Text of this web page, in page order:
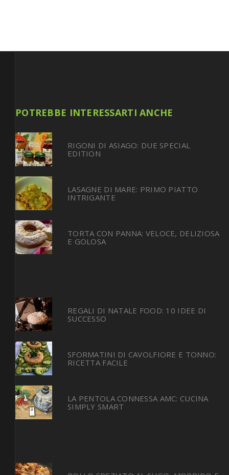
POTREBBE INTERESSARTI ANCHE
RIGONI DI ASIAGO: DUE SPECIAL
EDITION
LASAGNE DI MARE: PRIMO PIATTO
INTRIGANTE
TORTA CON PANNA: VELOCE, DELIZIOSA
E GOLOSA
REGALI DI NATALE FOOD: 10 IDEE DI
SUCCESSO
SFORMATINI DI CAVOLFIORE E TONNO:
RICETTA FACILE
LA PENTOLA CONNESSA AMC: CUCINA
SIMPLY SMART